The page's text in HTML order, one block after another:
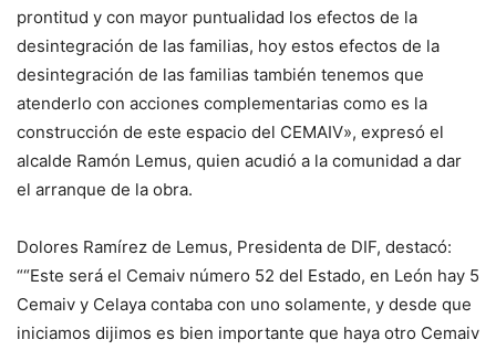
prontitud y con mayor puntualidad los efectos de la
desintegración de las familias, hoy estos efectos de la
desintegración de las familias también tenemos que
atenderlo con acciones complementarias como es la
construcción de este espacio del CEMAIV», expresó el
alcalde Ramón Lemus, quien acudió a la comunidad a dar
el arranque de la obra.
Dolores Ramírez de Lemus, Presidenta de DIF, destacó:
““Este será el Cemaiv número 52 del Estado, en León hay 5
Cemaiv y Celaya contaba con uno solamente, y desde que
iniciamos dijimos es bien importante que haya otro Cemaiv